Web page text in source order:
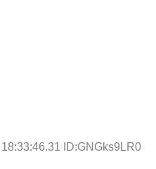
ID:GNGks9LR0